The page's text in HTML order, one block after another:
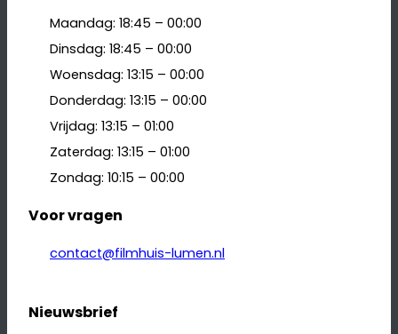
Maandag: 18:45 – 00:00
Dinsdag: 18:45 – 00:00
Woensdag: 13:15 – 00:00
Donderdag: 13:15 – 00:00
Vrijdag: 13:15 – 01:00
Zaterdag: 13:15 – 01:00
Zondag: 10:15 – 00:00
Voor vragen
contact@filmhuis-lumen.nl
Nieuwsbrief